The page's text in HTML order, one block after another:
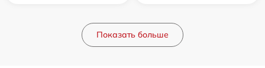
Показать больше